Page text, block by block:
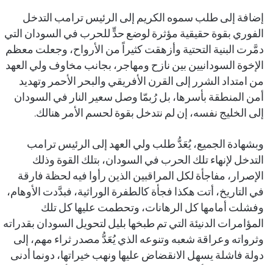
إضافة إلى طلب سموه الكريم إلى الرئيس ترامب التدخل
الفوري بقوة حقيقية مؤثرة لوضع حدٍّ للحرب في السودان التي
دمَّرت البنية التحتية وأزهقت كثيراً من الأرواح، وجعلت معظم
الإخوة السودانيين بين نازح ومهاجر، بجانب مخاوف ولي العهد
من امتداد الشرر إلى القرن الأفريقي والبحر الأحمر وتهديد
أمن المنطقة بأسرها، بل رُبمّا وصل سعير النار في السودان
إلى الخليج نفسه، إن لم نتدخل بقوة لحسم الأمر هنالك.
وبشهادة الجميع، يُعَدُّ طلب ولي العهد إلى الرئيس ترامب
التدخل لإنهاء تلك الحرب في السودان، بتلك القوة وذلك
الإصرار، مفاجأة لكل المراقبين الذين رأوا فيه لحظة فارقة
في التاريخ، أتت هكذا فجأة كالطفرة الوراثية، فبدَّدت الأوهام،
وفشلت أمامها كل الرهانات، وتحطمت عليها كل تلك
المؤامرات الدنيئة التي تم طبخها بليل لتحويل السودان بقدراته
وثرواته وعراقة شعبه وتنوعه الذي يُعَدُّ مصدر ثراء مهم، إلى
دولة فاشلة يسهل الانقضاض عليها ونهب خيراتها، دونما أدنى